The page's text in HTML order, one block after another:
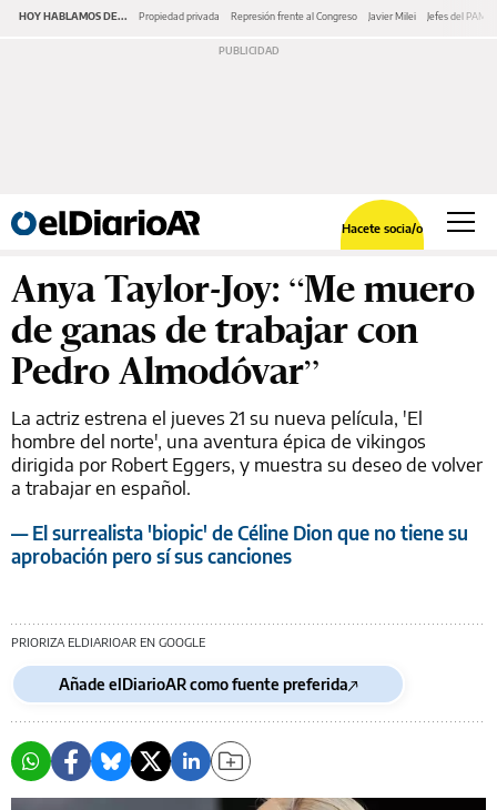
HOY HABLAMOS DE... Propiedad privada Represión frente al Congreso Javier Milei Jefes del PAMI
Hacete socia/o
Anya Taylor-Joy: “Me muero
de ganas de trabajar con
Pedro Almodóvar”
La actriz estrena el jueves 21 su nueva película, 'El
hombre del norte', una aventura épica de vikingos
dirigida por Robert Eggers, y muestra su deseo de volver
a trabajar en español.
— El surrealista 'biopic' de Céline Dion que no tiene su
aprobación pero sí sus canciones
PRIORIZA ELDIARIOAR EN GOOGLE
Añade elDiarioAR como fuente preferida